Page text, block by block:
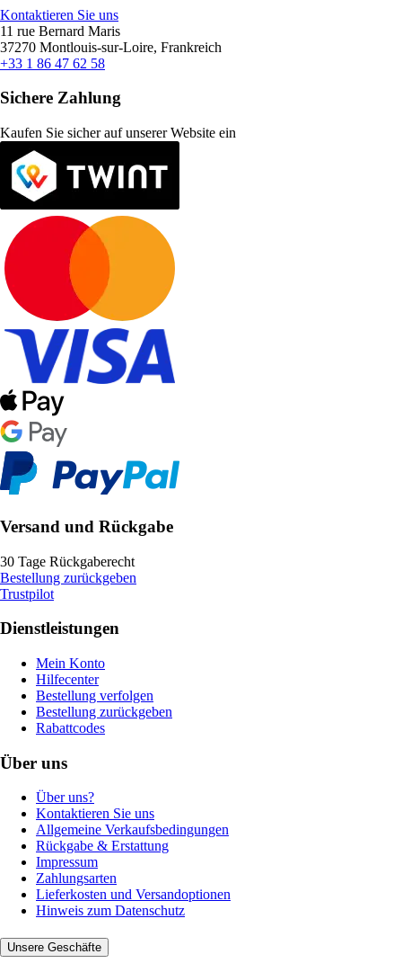
Kontaktieren Sie uns
11 rue Bernard Maris
37270 Montlouis-sur-Loire, Frankreich
+33 1 86 47 62 58
Sichere Zahlung
Kaufen Sie sicher auf unserer Website ein
Versand und Rückgabe
30 Tage Rückgaberecht
Bestellung zurückgeben
Trustpilot
Dienstleistungen
Mein Konto
Hilfecenter
Bestellung verfolgen
Bestellung zurückgeben
Rabattcodes
Über uns
Über uns?
Kontaktieren Sie uns
Allgemeine Verkaufsbedingungen
Rückgabe & Erstattung
Impressum
Zahlungsarten
Lieferkosten und Versandoptionen
Hinweis zum Datenschutz
Unsere Geschäfte